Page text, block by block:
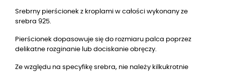
Srebrny pierścionek z kroplami w całości wykonany ze
srebra 925.
Pierścionek dopasowuje się do rozmiaru palca poprzez
delikatne rozginanie lub dociskanie obręczy.
Ze względu na specyfikę srebra, nie należy kilkukrotnie